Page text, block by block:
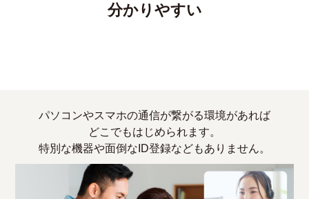
分かりやすい
パソコンやスマホの通信が繋がる環境があれば
どこでもはじめられます。
特別な機器や面倒なID登録などもありません。